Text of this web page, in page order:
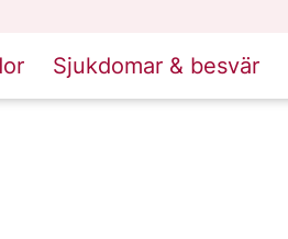
Sjukdomar & besvär